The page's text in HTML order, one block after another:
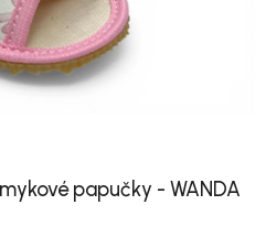
papučky - WANDA